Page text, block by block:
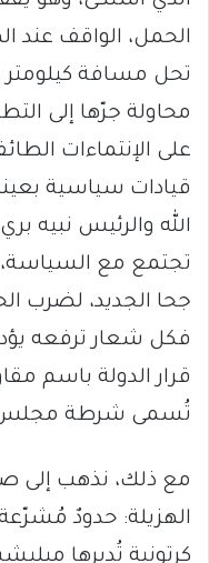
الحمل، الواقف عند
تحل مسافة كيلومتر
محاولة جرّها إلى
على الإنتماءات
قيادات سياسية
الله والرئيس نبيه
تجتمع مع السياسة،
جحا الجديد، لضرب
فكل شعار ترفعه
قرار الدولة باسم
تُسمى شرطة مجلس
مع ذلك، نذهب إلى
الهزيلة: حدودٌ
كرتونية تُديرها